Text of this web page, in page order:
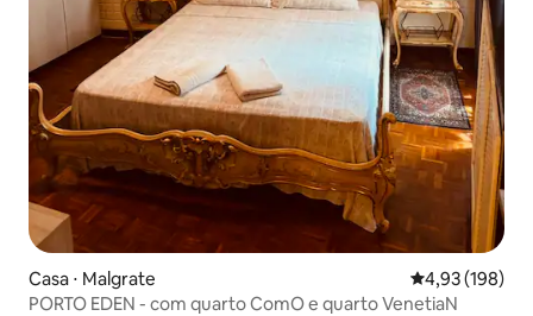
Casa ⋅ Malgrate 4,93 de uma
4,93 (198)
PORTO EDEN - com quarto ComO e quarto VenetiaN